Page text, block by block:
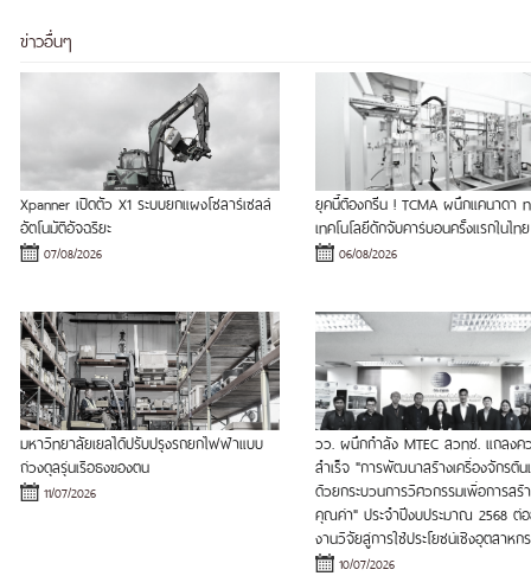
ข่าวอื่นๆ
Xpanner เปิดตัว X1 ระบบยกแผงโซลาร์เซลล์
อัตโนมัติอัจฉริยะ
07/08/2026
ยุคนี้ต้องกรีน ! TCMA ผนึกแคนาดา
เทคโนโลยีดักจับคาร์บอนครั้งแรกในไทย
06/08/2026
มหาวิทยาลัยเยลได้ปรับปรุงรถยกไฟฟ้าแบบ
ถ่วงดุลรุ่นเรือธงของตน
11/07/2026
วว. ผนึกกำลัง MTEC สวทช. แถลงค
สำเร็จ "การพัฒนาสร้างเครื่องจักรต้
ด้วยกระบวนการวิศวกรรมเพื่อการสร้
คุณค่า" ประจำปีงบประมาณ 2568 ต่
งานวิจัยสู่การใช้ประโยชน์เชิงอุตสาหก
10/07/2026